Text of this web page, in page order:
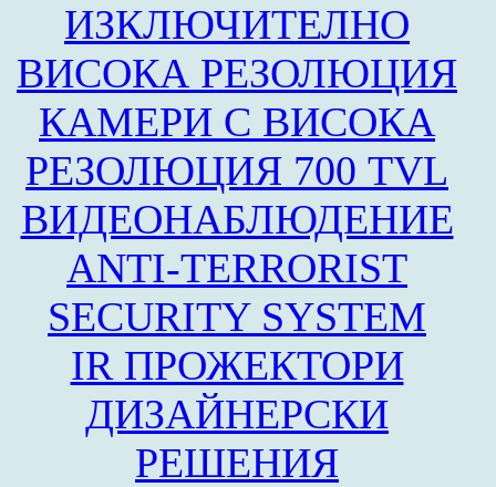
ИЗКЛЮЧИТЕЛНО
ВИСОКА РЕЗОЛЮЦИЯ
КАМЕРИ С ВИСОКА
РЕЗОЛЮЦИЯ 700 TVL
ВИДЕОНАБЛЮДЕНИЕ
ANTI-TERRORIST
SECURITY SYSTEM
IR ПРОЖЕКТОРИ
ДИЗАЙНЕРСКИ
РЕШЕНИЯ